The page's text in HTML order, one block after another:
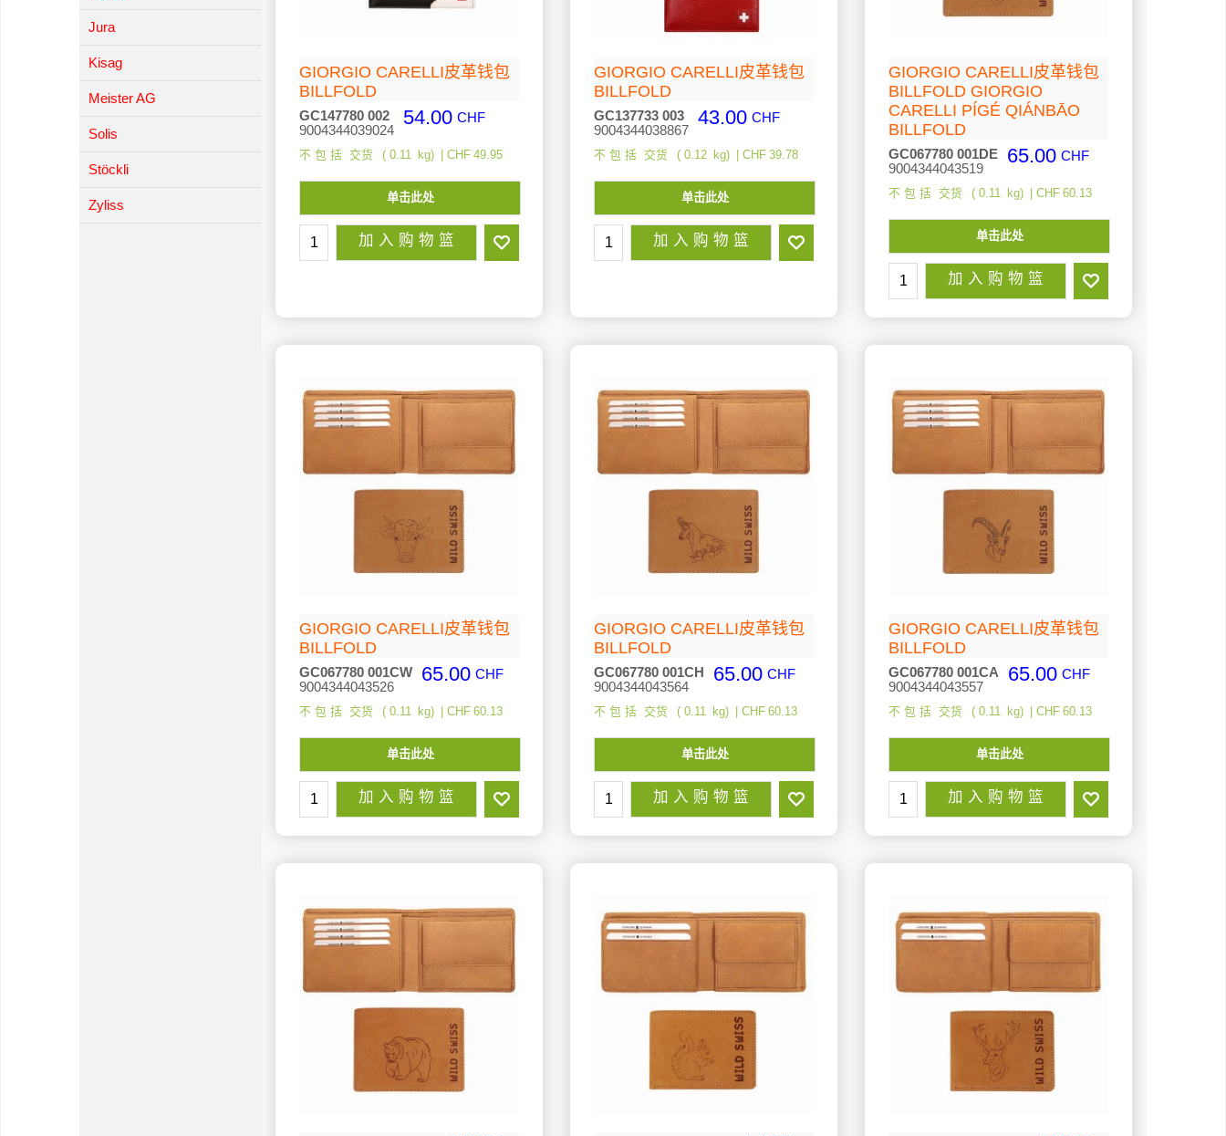
Jura
Kisag
Meister AG
Solis
Stöckli
Zyliss
GIORGIO CARELLI皮革钱包
BILLFOLD
GC147780 002
9004344039024
CHF
54.00
不 包 括 交货 0.11 kg CHF 49.95
单击此处
加 入 购 物 篮
GIORGIO CARELLI皮革钱包
BILLFOLD
GC137733 003
9004344038867
CHF
43.00
不 包 括 交货 0.12 kg CHF 39.78
单击此处
加 入 购 物 篮
GIORGIO CARELLI皮革钱包
BILLFOLD GIORGIO
CARELLI PÍGÉ QIÁNBĀO
BILLFOLD
GC067780 001DE
9004344043519
CHF
65.00
不 包 括 交货 0.11 kg CHF 60.13
单击此处
加 入 购 物 篮
GIORGIO CARELLI皮革钱包
BILLFOLD
GC067780 001CW
9004344043526
CHF
65.00
不 包 括 交货 0.11 kg CHF 60.13
单击此处
加 入 购 物 篮
GIORGIO CARELLI皮革钱包
BILLFOLD
GC067780 001CH
9004344043564
CHF
65.00
不 包 括 交货 0.11 kg CHF 60.13
单击此处
加 入 购 物 篮
GIORGIO CARELLI皮革钱包
BILLFOLD
GC067780 001CA
9004344043557
CHF
65.00
不 包 括 交货 0.11 kg CHF 60.13
单击此处
加 入 购 物 篮